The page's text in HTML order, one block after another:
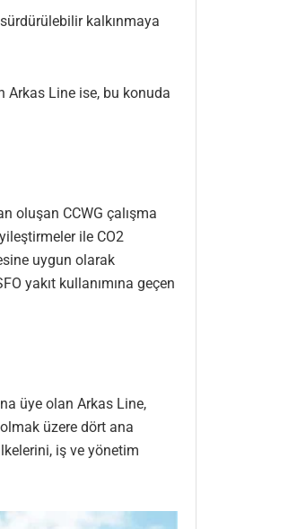
kalkınmaya
Arkas Line ise, bu konuda
oluşan CCWG çalışma
ile CO2
uygun olarak
yakıt kullanımına geçen
üye olan Arkas Line,
üzere dört ana
iş ve yönetim